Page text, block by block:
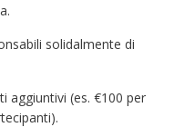
solidalmente di
aggiuntivi (es. €100 per